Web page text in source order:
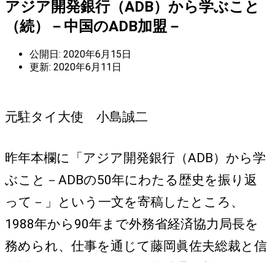
アジア開発銀行（ADB）から学ぶこと
（続）－中国のADB加盟－
公開日: 2020年6月15日
更新: 2020年6月11日
元駐タイ大使 小島誠二
昨年本欄に「アジア開発銀行（ADB）から学
ぶこと－ADBの50年にわたる歴史を振り返
って－」という一文を寄稿したところ、
1988年から90年まで外務省経済協力局長を
務められ、仕事を通じて藤岡眞佐夫総裁と信